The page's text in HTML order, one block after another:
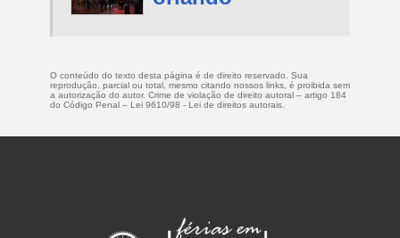
O conteúdo do texto desta página é de direito reservado. Sua
reprodução, parcial ou total, mesmo citando nossos links, é proibida sem
a autorização do autor. Crime de violação de direito autoral – artigo 184
do Código Penal – Lei 9610/98 - Lei de direitos autorais